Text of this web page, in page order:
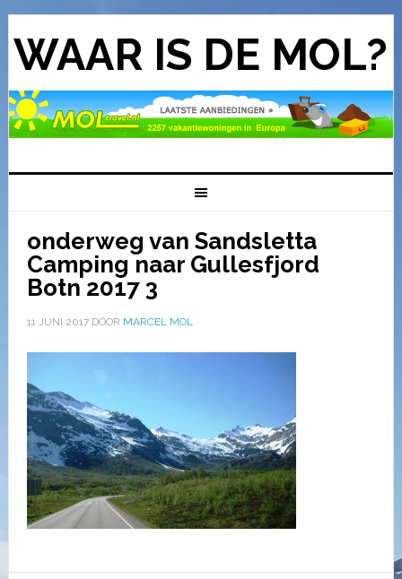
WAAR IS DE MOL?
onderweg van Sandsletta
Camping naar Gullesfjord
Botn 2017 3
11 JUNI 2017DOOR MARCEL MOL